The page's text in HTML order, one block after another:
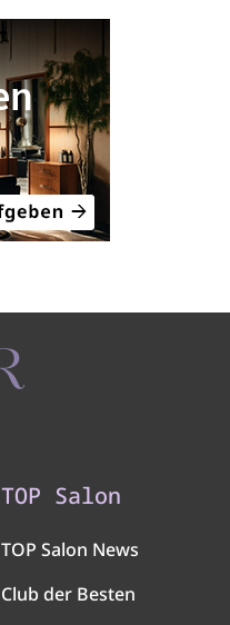
TOP Salon
TOP Salon News
Club der Besten